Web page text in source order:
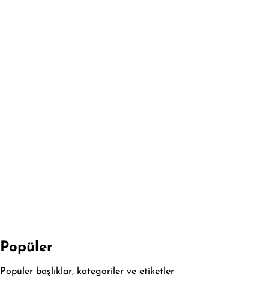
Popüler
Popüler başlıklar, kategoriler ve etiketler